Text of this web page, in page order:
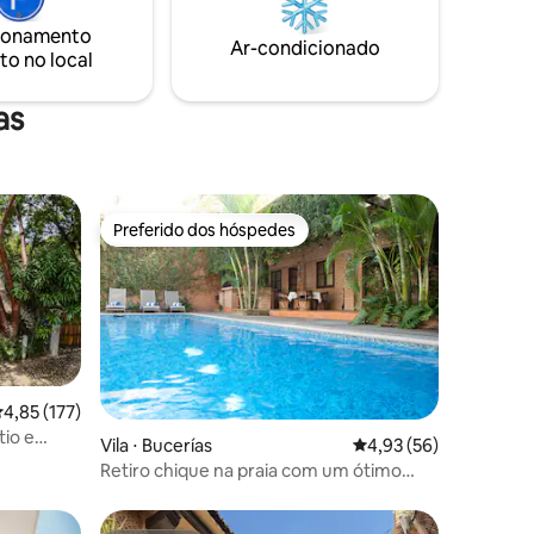
espetáculo do pôr do sol iluminar o
Oceano Pacífico. Estas serão certamente
as férias da sua vida.
no local
Ar-condicionado
de uma avaliação média de 5, 177 avaliações
4,85 (177)
e
Preferido dos hóspedes
Preferido dos hóspedes
Vila ⋅ Bucerías 4,93 de uma
4,93 (56)
Retiro chique na praia com um ótimo
piscina!